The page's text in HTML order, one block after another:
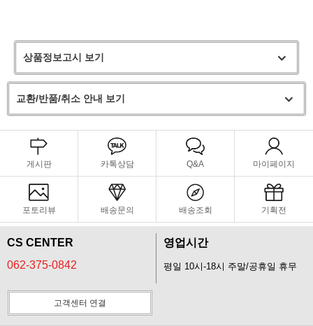
상품정보고시 보기
교환/반품/취소 안내 보기
게시판 카톡상담 Q&A 마이페이지
포토리뷰 배송문의 배송조회 기획전
CS CENTER
062-375-0842
영업시간
평일 10시-18시 주말/공휴일 휴무
고객센터 연결